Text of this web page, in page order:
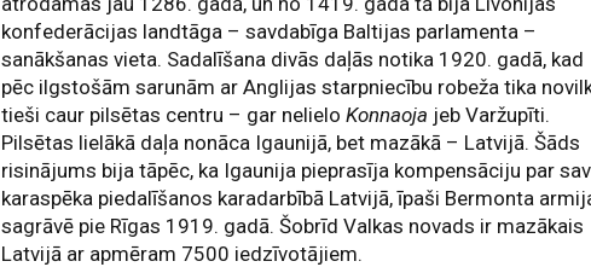
konfederācijas landtāga – savdabīga Baltijas parlamenta –
sanākšanas vieta. Sadalīšana divās daļās notika 1920. gadā, kad
pēc ilgstošām sarunām ar Anglijas starpniecību robeža tika
tieši caur pilsētas centru – gar nelieloKonnaoja jeb Varžupīti.
Pilsētas lielākā daļa nonāca Igaunijā, bet mazākā – Latvijā. Šāds
risinājums bija tāpēc, ka Igaunija pieprasīja kompensāciju par
karaspēka piedalīšanos karadarbībā Latvijā, īpaši Bermonta
sagrāvē pie Rīgas 1919. gadā. Šobrīd Valkas novads ir mazākais
Latvijā ar apmēram 7500 iedzīvotājiem.